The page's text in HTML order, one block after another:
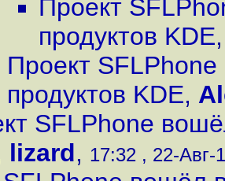
Проект
продуктов KDE
Проект
продуктов KDE,
SFLPhone
lizard, 17:32 , 22-Авг-